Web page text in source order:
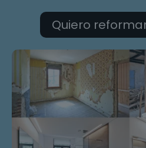
Quiero